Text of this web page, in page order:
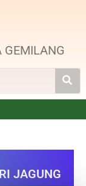
GEMILANG
JAGUNG